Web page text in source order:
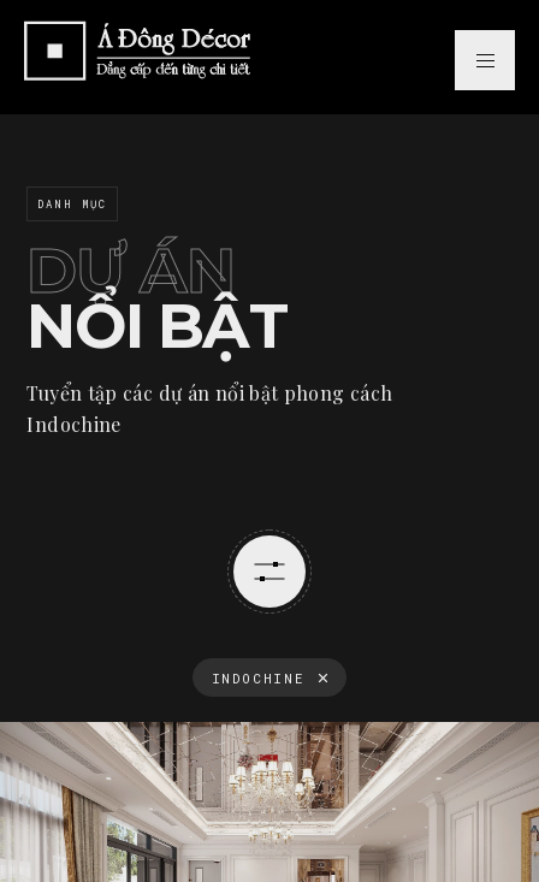
DANH MỤC
DỰ ÁN
NỔI BẬT
Tuyển tập các dự án nổi bật phong cách
Indochine
INDOCHINE